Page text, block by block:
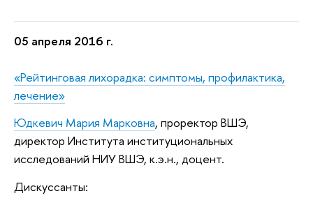
05 апреля 2016 г.
«Рейтинговая лихорадка: симптомы, профилактика,
лечение»
Юдкевич Мария Марковна, проректор ВШЭ,
директор Института институциональных
исследований НИУ ВШЭ, к.э.н., доцент.
Дискуссанты: